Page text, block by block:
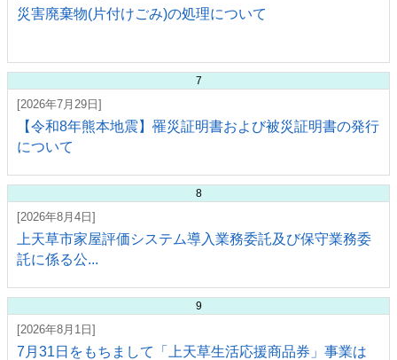
災害廃棄物(片付けごみ)の処理について
7
[2026年7月29日]
【令和8年熊本地震】罹災証明書および被災証明書の発行
について
8
[2026年8月4日]
上天草市家屋評価システム導入業務委託及び保守業務委
託に係る公...
9
[2026年8月1日]
7月31日をもちまして「上天草生活応援商品券」事業は